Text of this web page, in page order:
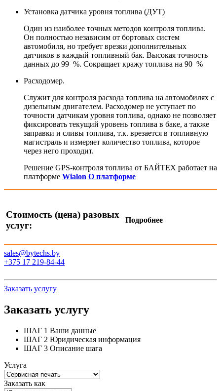
Установка датчика уровня топлива (ДУТ)
Один из наиболее точных методов контроля топлива.
Он полностью независим от бортовых систем
автомобиля, но требует врезки дополнительных
датчиков в каждый топливный бак. Высокая точность
данных до 99 %. Сокращает кражу топлива на 90 %
Расходомер.
Служит для контроля расхода топлива на автомобилях с
дизельным двигателем. Расходомер не уступает по
точности датчикам уровня топлива, однако не позволяет
фиксировать текущий уровень топлива в баке, а также
заправки и сливы топлива, т.к. врезается в топливную
магистраль и измеряет количество топлива, которое
через него проходит.
Решение GPS-контроля топлива от БАЙТЕХ работает на
платформе Wialon О платформе
Стоимость (цена) разовых
услуг:
Подробнее
sales@bytechs.by
+375 17 219-84-44
Заказать услугу
Заказать услугу
ШАГ 1 Ваши данные
ШАГ 2 Юридическая информация
ШАГ 3 Описание шага
Услуга
Заказать как